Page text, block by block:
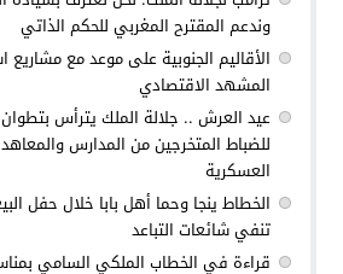
وندعم المقترح المغربي للحكم الذاتي
الأقاليم الجنوبية على موعد مع مشاريع
المشهد الاقتصادي
عيد العرش .. جلالة الملك يترأس
للضباط المتخرجين من المدارس
العسكرية
الخطاط ينجا وحما أهل بابا خلال حفل
تنفي شائعات التباعد